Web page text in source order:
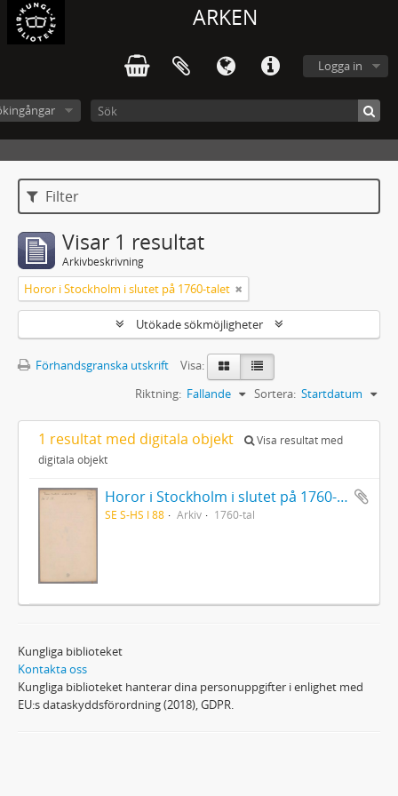
ARKEN
Logga in
Filter
Visar 1 resultat
Arkivbeskrivning
Horor i Stockholm i slutet på 1760-talet
Utökade sökmöjligheter
Förhandsgranska utskrift
Visa:
Sortera: Startdatum
Riktning: Fallande
1 resultat med digitala objekt
Visa resultat med
digitala objekt
Horor i Stockholm i slutet på 1760-talet
SE S-HS I 88 Arkiv 1760-tal
Kungliga biblioteket
Kontakta oss
Kungliga biblioteket hanterar dina personuppgifter i enlighet med
EU:s dataskyddsförordning (2018), GDPR.